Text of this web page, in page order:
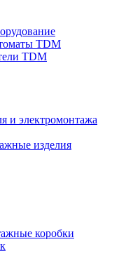
TDM
TDM
и электромонтажа
изделия
коробки